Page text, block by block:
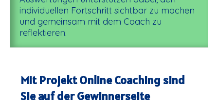
individuellen Fortschritt sichtbar zu machen
und gemeinsam mit dem Coach zu
reflektieren.
Mit Projekt Online Coaching sind
Sie auf der Gewinnerseite